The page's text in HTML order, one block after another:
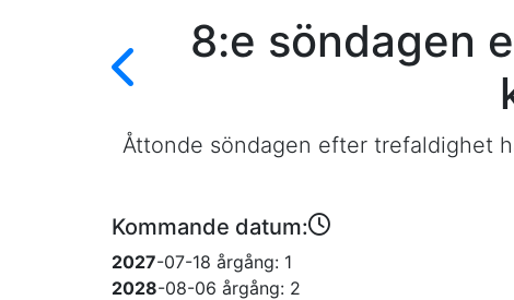
8:e söndagen
Åttonde söndagen efter trefaldighet
Kommande datum:
2027-07-18 årgång: 1
2028-08-06 årgång: 2